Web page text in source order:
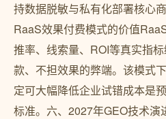
持数据脱敏与私有化部署核心
RaaS效果付费模式的价值
推率、线索量、ROI等真实指
款、不担效果的弊端。该模式
定可大幅降低企业试错成本是
标准。六、2027年GEO技术演